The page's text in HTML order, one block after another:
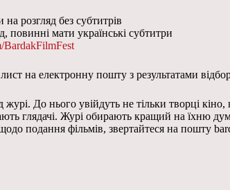
розгляд без субтитрів
повинні мати українські субтитри
BardakFilmFest
на електронну пошту з результатами
До нього увійдуть не тільки творці
глядачі. Журі обирають кращий на їхню
подання фільмів, звертайтеся на пошту